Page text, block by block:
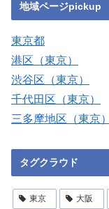
地域ページpickup
東京都
港区（東京）
渋谷区（東京）
千代田区（東京）
三多摩地区（東京）
タグクラウド
東京 大阪